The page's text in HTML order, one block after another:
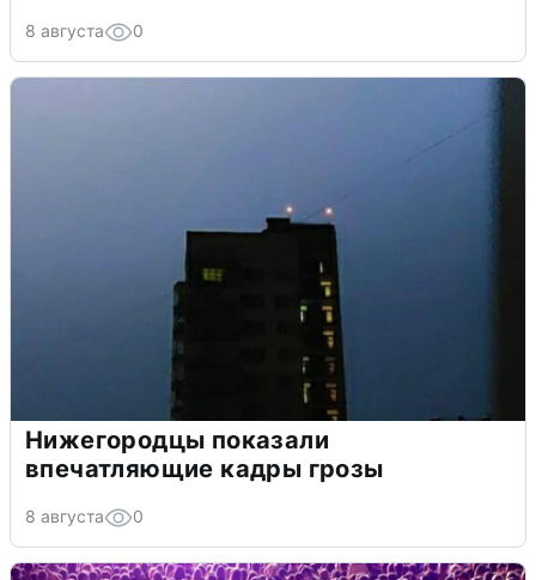
8 августа 0
Нижегородцы показали
впечатляющие кадры грозы
8 августа 0